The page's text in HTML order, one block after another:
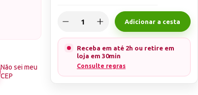
Não sei meu
CEP
Adicionar a cesta
Receba em até 2h ou retire em
loja em 30min
Consulte regras